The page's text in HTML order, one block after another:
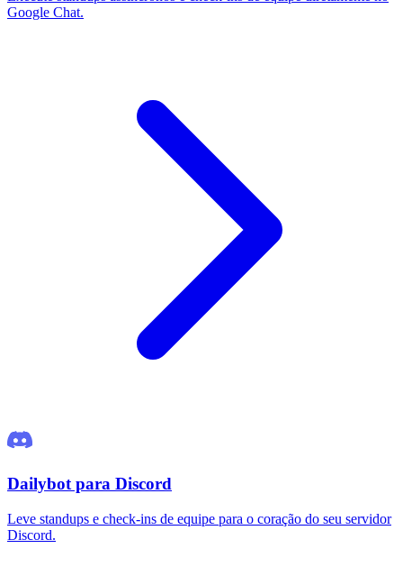
Google Chat.
Dailybot para Discord
Leve standups e check-ins de equipe para o coração do seu servidor
Discord.